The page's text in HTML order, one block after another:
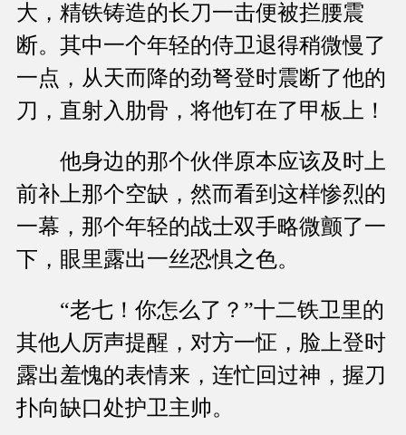
大，精铁铸造的长刀一击便被拦腰震
断。其中一个年轻的侍卫退得稍微慢了
一点，从天而降的劲弩登时震断了他的
刀，直射入肋骨，将他钉在了甲板上！
他身边的那个伙伴原本应该及时上
前补上那个空缺，然而看到这样惨烈的
一幕，那个年轻的战士双手略微颤了一
下，眼里露出一丝恐惧之色。
“老七！你怎么了？”十二铁卫里的
其他人厉声提醒，对方一怔，脸上登时
露出羞愧的表情来，连忙回过神，握刀
扑向缺口处护卫主帅。